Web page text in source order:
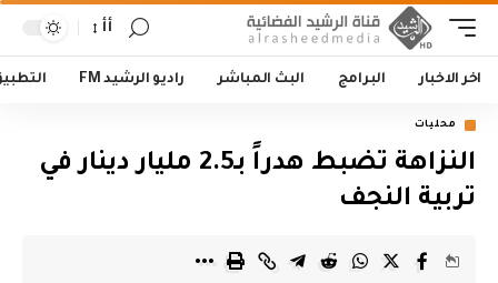
أأ
اخر الاخبار البرامج البث المباشر راديو الرشيد FM
محليات
‏النزاهة تضبط هدراً بـ2.5 مليار دينار في
تربية النجف‬